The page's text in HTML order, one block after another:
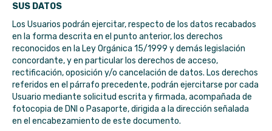
SUS DATOS
Los Usuarios podrán ejercitar, respecto de los datos recabados
en la forma descrita en el punto anterior, los derechos
reconocidos en la Ley Orgánica 15/1999 y demás legislación
concordante, y en particular los derechos de acceso,
rectificación, oposición y/o cancelación de datos. Los derechos
referidos en el párrafo precedente, podrán ejercitarse por cada
Usuario mediante solicitud escrita y firmada, acompañada de
fotocopia de DNI o Pasaporte, dirigida a la dirección señalada
en el encabezamiento de este documento.